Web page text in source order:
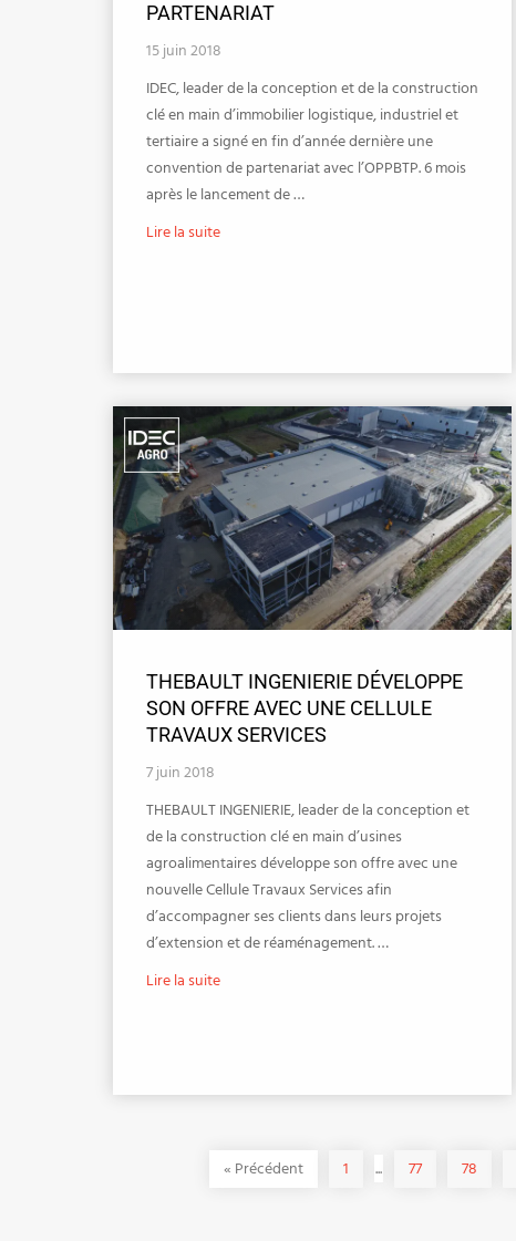
PARTENARIAT
15 juin 2018
IDEC, leader de la conception et de la construction
clé en main d’immobilier logistique, industriel et
tertiaire a signé en fin d’année dernière une
convention de partenariat avec l’OPPBTP. 6 mois
après le lancement de …
Lire la suite
THEBAULT INGENIERIE DÉVELOPPE
SON OFFRE AVEC UNE CELLULE
TRAVAUX SERVICES
7 juin 2018
THEBAULT INGENIERIE, leader de la conception et
de la construction clé en main d’usines
agroalimentaires développe son offre avec une
nouvelle Cellule Travaux Services afin
d’accompagner ses clients dans leurs projets
d’extension et de réaménagement. …
Lire la suite
« Précédent 1 ... 77 78